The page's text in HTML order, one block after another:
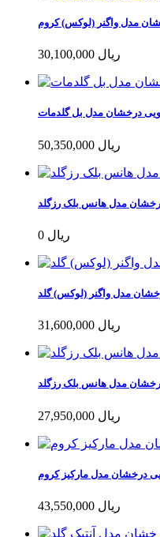
مدل واگنر (لوکس) کروم
30,100,000 ریال
درخشان مدل بل گلدمات
50,350,000 ریال
مدل هانس بلک رزگلد
0 ریال
مدل واگنر (لوکس) گلد
31,600,000 ریال
مدل هانس بلک رزگلد
27,950,000 ریال
درخشان مدل مارکیز کروم
43,550,000 ریال